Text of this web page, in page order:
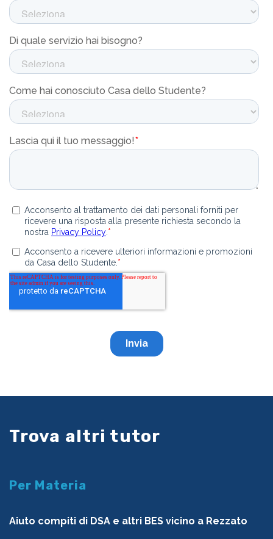
Trova altri tutor
Per Materia
Aiuto compiti di DSA e altri BES vicino a Rezzato